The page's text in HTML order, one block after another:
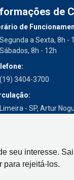
seu interesse.
para rejeitá-los.
de
de
Segunda a Sexta, 8h -
Sábados, 8h - 12h
(19) 3404-3700
Limeira - SP, Artur